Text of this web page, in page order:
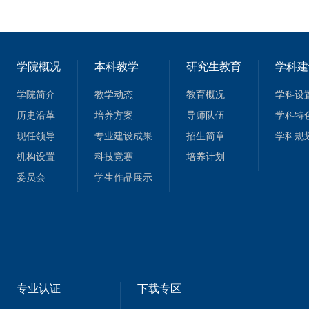
学院概况
学院简介
历史沿革
现任领导
机构设置
委员会
本科教学
教学动态
培养方案
专业建设成果
科技竞赛
学生作品展示
研究生教育
教育概况
导师队伍
招生简章
培养计划
学科
学科设
学科特
学科规
专业认证 下载专区